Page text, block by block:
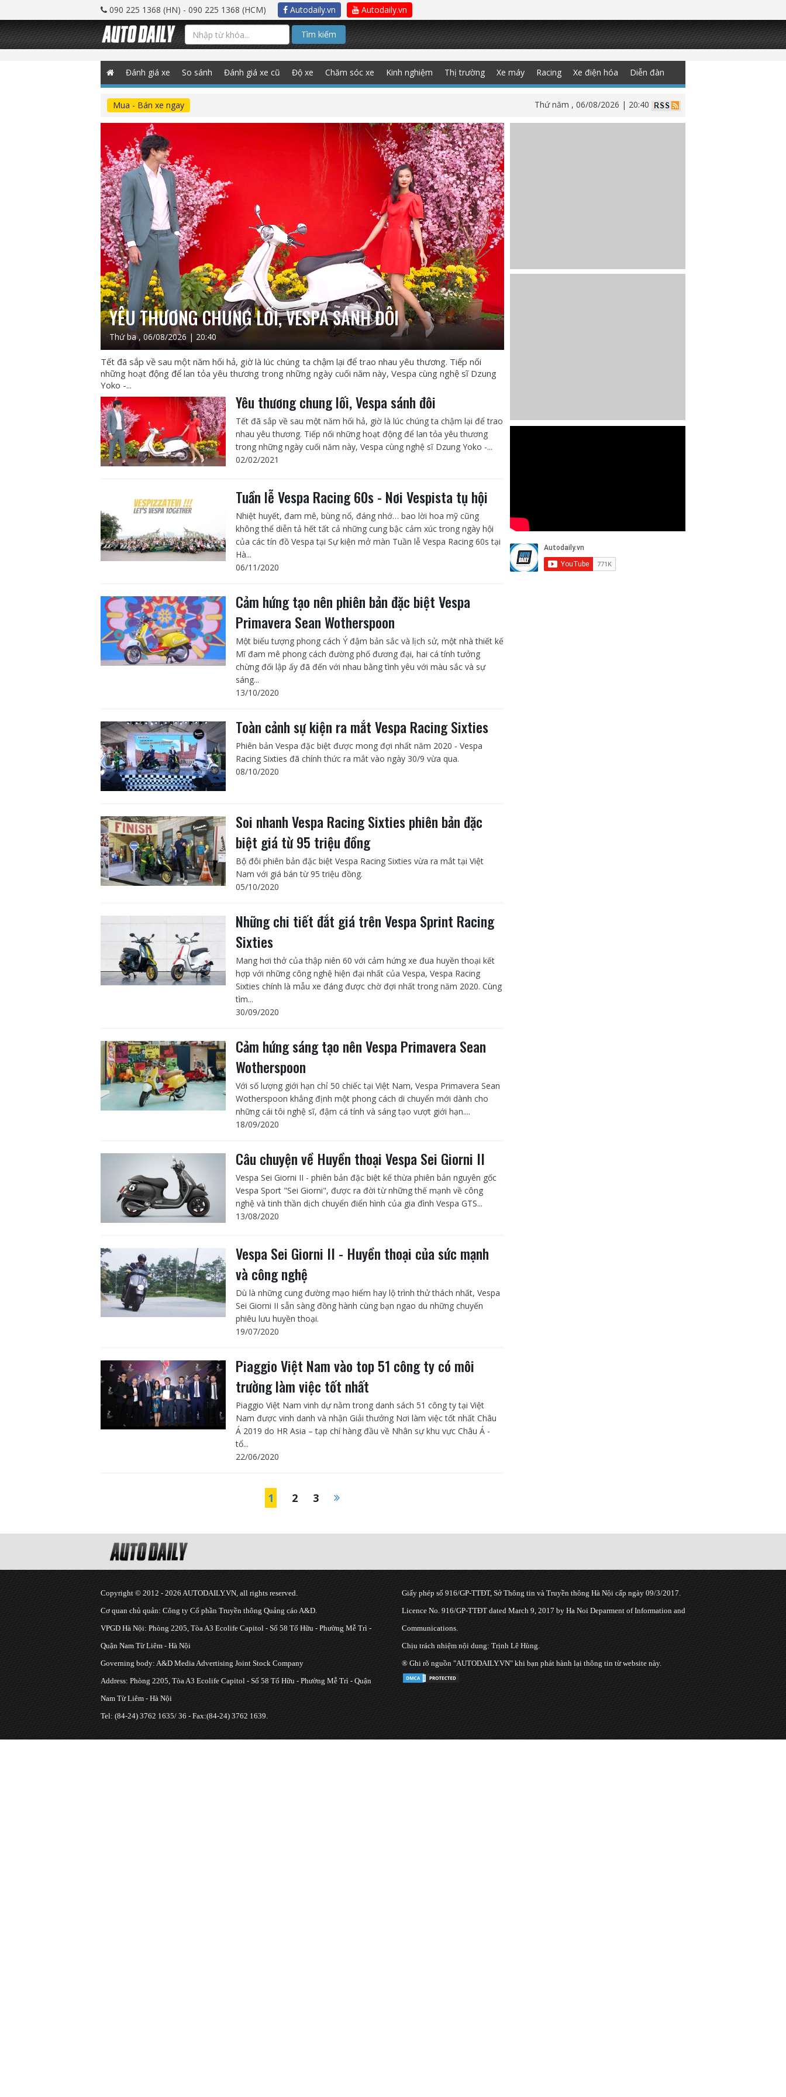
090 225 1368 (HN) - 090 225 1368 (HCM) Autodaily.vn Autodaily.vn
Tìm kiếm
Đánh giá xe So sánh Đánh giá xe cũ Độ xe Chăm sóc xe Kinh nghiệm Thị trường Xe máy Racing Xe điện hóa Diễn đàn
Mua - Bán xe ngay Thứ năm , 06/08/2026 | 20:40
YÊU THƯƠNG CHUNG LỐI, VESPA SÁNH ĐÔI
Thứ ba , 06/08/2026 | 20:40
Tết đã sắp về sau một năm hối hả, giờ là lúc chúng ta chậm lại để trao nhau yêu thương. Tiếp nối
những hoạt động để lan tỏa yêu thương trong những ngày cuối năm này, Vespa cùng nghệ sĩ Dzung
Yoko -...
Yêu thương chung lối, Vespa sánh đôi
Tết đã sắp về sau một năm hối hả, giờ là lúc chúng ta chậm lại để trao
nhau yêu thương. Tiếp nối những hoạt động để lan tỏa yêu thương
trong những ngày cuối năm này, Vespa cùng nghệ sĩ Dzung Yoko -...
02/02/2021
Tuần lễ Vespa Racing 60s - Nơi Vespista tụ hội
Nhiệt huyết, đam mê, bùng nổ, đáng nhớ… bao lời hoa mỹ cũng
không thể diễn tả hết tất cả những cung bậc cảm xúc trong ngày hội
của các tín đồ Vespa tại Sự kiện mở màn Tuần lễ Vespa Racing 60s tại
Hà...
06/11/2020
Cảm hứng tạo nên phiên bản đặc biệt Vespa
Primavera Sean Wotherspoon
Một biểu tượng phong cách Ý đậm bản sắc và lịch sử, một nhà thiết kế
Mĩ đam mê phong cách đường phố đương đại, hai cá tính tưởng
chừng đối lập ấy đã đến với nhau bằng tình yêu với màu sắc và sự
sáng...
13/10/2020
Toàn cảnh sự kiện ra mắt Vespa Racing Sixties
Phiên bản Vespa đặc biệt được mong đợi nhất năm 2020 - Vespa
Racing Sixties đã chính thức ra mắt vào ngày 30/9 vừa qua.
08/10/2020
Soi nhanh Vespa Racing Sixties phiên bản đặc
biệt giá từ 95 triệu đồng
Bộ đôi phiên bản đặc biệt Vespa Racing Sixties vừa ra mắt tại Việt
Nam với giá bán từ 95 triệu đồng.
05/10/2020
Những chi tiết đắt giá trên Vespa Sprint Racing
Sixties
Mang hơi thở của thập niên 60 với cảm hứng xe đua huyền thoại kết
hợp với những công nghệ hiện đại nhất của Vespa, Vespa Racing
Sixties chính là mẫu xe đáng được chờ đợi nhất trong năm 2020. Cùng
tìm...
30/09/2020
Cảm hứng sáng tạo nên Vespa Primavera Sean
Wotherspoon
Với số lượng giới hạn chỉ 50 chiếc tại Việt Nam, Vespa Primavera Sean
Wotherspoon khẳng định một phong cách di chuyển mới dành cho
những cái tôi nghệ sĩ, đậm cá tính và sáng tạo vượt giới hạn....
18/09/2020
Câu chuyện về Huyền thoại Vespa Sei Giorni II
Vespa Sei Giorni II - phiên bản đặc biệt kế thừa phiên bản nguyên gốc
Vespa Sport "Sei Giorni", được ra đời từ những thế mạnh về công
nghệ và tinh thần dịch chuyển điển hình của gia đình Vespa GTS...
13/08/2020
Vespa Sei Giorni II - Huyền thoại của sức mạnh
và công nghệ
Dù là những cung đường mạo hiểm hay lộ trình thử thách nhất, Vespa
Sei Giorni II sẵn sàng đồng hành cùng bạn ngao du những chuyến
phiêu lưu huyền thoại.
19/07/2020
Piaggio Việt Nam vào top 51 công ty có môi
trường làm việc tốt nhất
Piaggio Việt Nam vinh dự nằm trong danh sách 51 công ty tại Việt
Nam được vinh danh và nhận Giải thưởng Nơi làm việc tốt nhất Châu
Á 2019 do HR Asia – tạp chí hàng đầu về Nhân sự khu vực Châu Á -
tổ...
22/06/2020
1 2 3
Copyright © 2012 - 2026 AUTODAILY.VN, all rights reserved.
Cơ quan chủ quản: Công ty Cổ phần Truyền thông Quảng cáo A&D.
VPGD Hà Nội: Phòng 2205, Tòa A3 Ecolife Capitol - Số 58 Tố Hữu - Phường Mễ Trì -
Quận Nam Từ Liêm - Hà Nội
Governing body: A&D Media Advertising Joint Stock Company
Address: Phòng 2205, Tòa A3 Ecolife Capitol - Số 58 Tố Hữu - Phường Mễ Trì - Quận
Nam Từ Liêm - Hà Nội
Tel: (84-24) 3762 1635/ 36 - Fax:(84-24) 3762 1639.
Giấy phép số 916/GP-TTĐT, Sở Thông tin và Truyền thông Hà Nội cấp ngày 09/3/2017.
Licence No. 916/GP-TTĐT dated March 9, 2017 by Ha Noi Deparment of Information and
Communications.
Chịu trách nhiệm nội dung: Trịnh Lê Hùng.
® Ghi rõ nguồn "AUTODAILY.VN" khi bạn phát hành lại thông tin từ website này.